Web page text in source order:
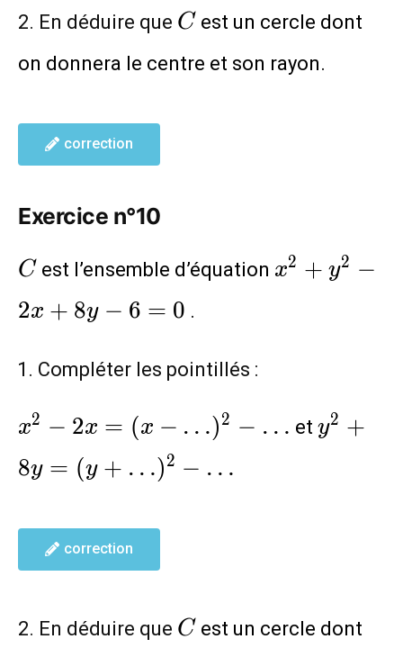
2. En déduire que C
C est un cercle dont
on donnera le centre et son rayon.
correction
Exercice n°10
C
C est l’ensemble d’équation x^2+y^2-
x2 + y2 −
2x + 8y − 6 = 0 .
Compléter les pointillés :
x^2-
(x-
…
x2 − 2x = (x − …)2 − … ety2 +
8y = (y + …)2 − …
correction
2. En déduire que C
C est un cercle dont